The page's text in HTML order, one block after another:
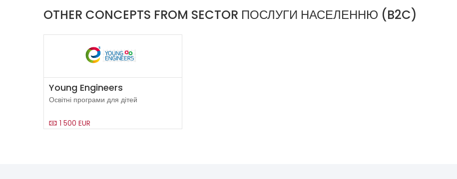
OTHER CONCEPTS FROM SECTOR ПОСЛУГИ НАСЕЛЕННЮ (B2C)
Young Engineers
Освітні програми для дітей
1 500 EUR